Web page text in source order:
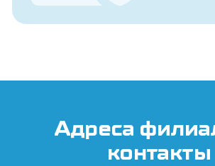
Адреса
контакты